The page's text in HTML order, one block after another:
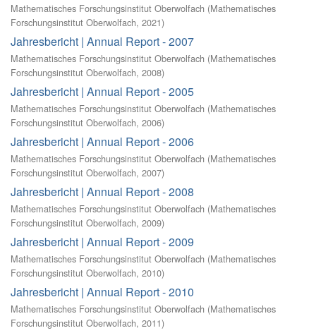
Mathematisches Forschungsinstitut Oberwolfach (Mathematisches
Forschungsinstitut Oberwolfach, 2021)
Jahresbericht | Annual Report - 2007
Mathematisches Forschungsinstitut Oberwolfach (Mathematisches
Forschungsinstitut Oberwolfach, 2008)
Jahresbericht | Annual Report - 2005
Mathematisches Forschungsinstitut Oberwolfach (Mathematisches
Forschungsinstitut Oberwolfach, 2006)
Jahresbericht | Annual Report - 2006
Mathematisches Forschungsinstitut Oberwolfach (Mathematisches
Forschungsinstitut Oberwolfach, 2007)
Jahresbericht | Annual Report - 2008
Mathematisches Forschungsinstitut Oberwolfach (Mathematisches
Forschungsinstitut Oberwolfach, 2009)
Jahresbericht | Annual Report - 2009
Mathematisches Forschungsinstitut Oberwolfach (Mathematisches
Forschungsinstitut Oberwolfach, 2010)
Jahresbericht | Annual Report - 2010
Mathematisches Forschungsinstitut Oberwolfach (Mathematisches
Forschungsinstitut Oberwolfach, 2011)